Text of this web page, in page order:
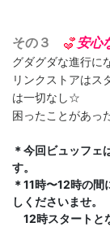
その３ 安心
グダグダな進行に
リンクストアはス
は一切なし☆
困ったことがあっ
＊今回ビュッフェ
す。
＊11時〜12時の
しくださいませ。
12時スタートと